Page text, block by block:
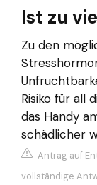
Ist zu
Zu den
Risiko für all
das Handy
schädlicher
Antrag auf
vollständige